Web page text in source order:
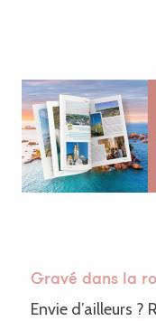
Gravé dans la
Envie d’ailleurs ?